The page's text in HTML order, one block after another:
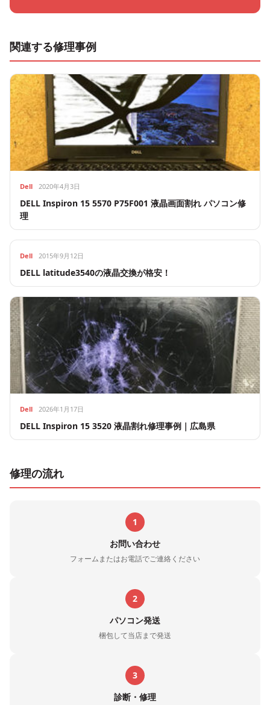
関連する修理事例
Dell 2020年4月3日
DELL Inspiron 15 5570 P75F001 液晶画面割れ パソコン修
理
Dell 2015年9月12日
DELL latitude3540の液晶交換が格安！
Dell 2026年1月17日
DELL Inspiron 15 3520 液晶割れ修理事例｜広島県
修理の流れ
1
お問い合わせ
フォームまたはお電話でご連絡ください
2
パソコン発送
梱包して当店まで発送
3
診断・修理